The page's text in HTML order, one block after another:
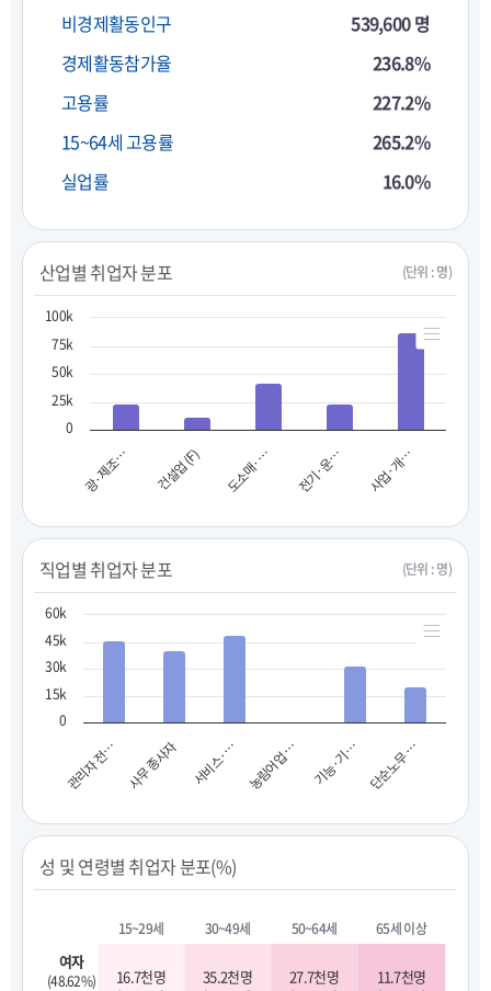
비경제활동인구
539,600 명
경제활동참가율
236.8%
고용률
227.2%
15~64세 고용률
265.2%
실업률
16.0%
산업별 취업자 분포 (단위 : 명)
광·제조… 건설업 (F) 도소매·… 전기·운… 사업·개…
0
25k
50k
75k
100k
직업별 취업자 분포 (단위 : 명)
관리자 전… 사무 종사자 서비스·… 농림어업 … 기능·기… 단순노무 …
0
15k
30k
45k
60k
성 및 연령별 취업자 분포(%)
여자
(48.62%)
15~29세 30~49세 50~64세 65세 이상
16.7천명 35.2천명 27.7천명 11.7천명